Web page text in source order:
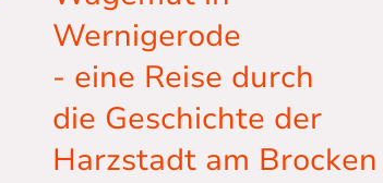
Wernigerode
- eine Reise durch
die Geschichte der
Harzstadt am Brocken